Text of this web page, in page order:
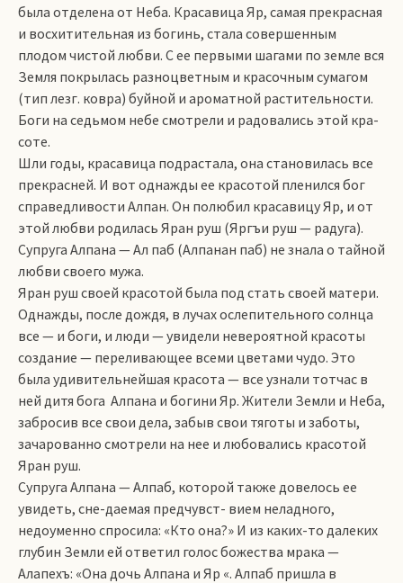
была отделена от Неба. Красавица Яр, самая прекрасная
и восхитительная из богинь, стала совершенным
плодом чистой любви. С ее первыми шагами по земле вся
Земля покрылась разноцветным и красочным сумагом
(тип лезг. ковра) буйной и ароматной растительности.
Боги на седьмом небе смотрели и радовались этой кра-
соте.
Шли годы, красавица подрастала, она становилась все
прекрасней. И вот однажды ее красотой пленился бог
справедливости Алпан. Он полюбил красавицу Яр, и от
этой любви родилась Яран руш (Яргъи руш — радуга).
Супруга Алпана — Ал паб (Алпанан паб) не знала о тайной
любви своего мужа.
Яран руш своей красотой была под стать своей матери.
Однажды, после дождя, в лучах ослепительного солнца
все — и боги, и люди — увидели невероятной красоты
создание — переливающее всеми цветами чудо. Это
была удивительнейшая красота — все узнали тотчас в
ней дитя бога Алпана и богини Яр. Жители Земли и Неба,
забросив все свои дела, забыв свои тяготы и заботы,
зачарованно смотрели на нее и любовались красотой
Яран руш.
Супруга Алпана — Алпаб, которой также довелось ее
увидеть, сне-даемая предчувст- вием неладного,
недоуменно спросила: «Кто она?» И из каких-то далеких
глубин Земли ей ответил голос божества мрака —
Алапехъ: «Она дочь Алпана и Яр «. Алпаб пришла в